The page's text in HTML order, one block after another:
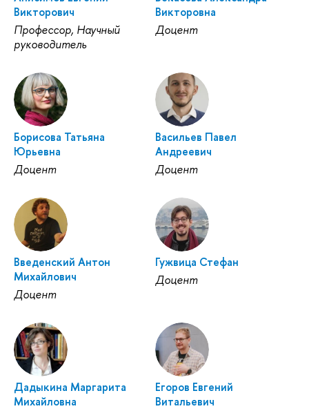
Викторович
Профессор, Научный
руководитель
Викторовна
Доцент
Борисова Татьяна
Юрьевна
Доцент
Васильев Павел
Андреевич
Доцент
Введенский Антон
Михайлович
Доцент
Гужвица Стефан
Доцент
Дадыкина Маргарита
Михайловна
Егоров Евгений
Витальевич